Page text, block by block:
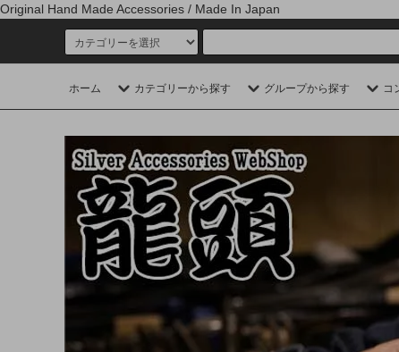
Original Hand Made Accessories / Made In Japan
ホーム カテゴリーから探す グループから探す コ